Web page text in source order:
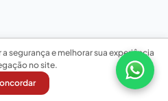
segurança e melhorar sua experiência
no site.